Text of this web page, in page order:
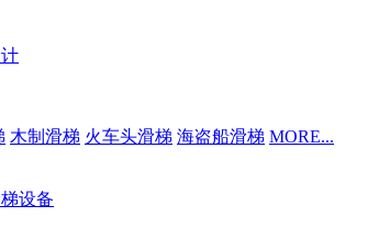
木制滑梯 火车头滑梯 海盗船滑梯 MORE...
设备